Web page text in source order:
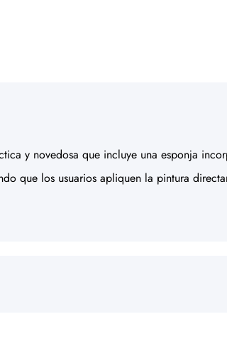
y novedosa que incluye una esponja
que los usuarios apliquen la pintura